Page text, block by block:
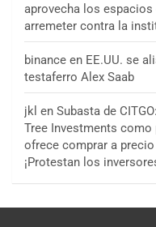
aprovecha los espacios
arremeter contra la
binance en EE.UU. se
testaferro Alex Saab
jkl en Subasta de
Tree Investments
ofrece comprar a
¡Protestan los